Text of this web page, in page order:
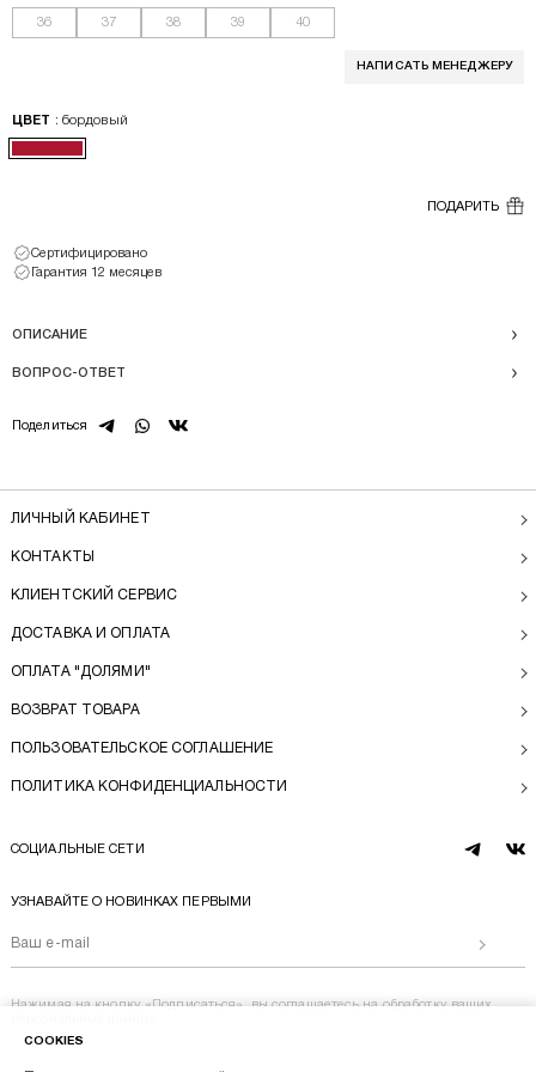
36 37 38 39 40
НАПИСАТЬ МЕНЕДЖЕРУ
ЦВЕТ : бордовый
ПОДАРИТЬ
Сертифицировано
Гарантия 12 месяцев
ОПИСАНИЕ
ВОПРОС-ОТВЕТ
Поделиться telegramwhatsapp
vk
ЛИЧНЫЙ КАБИНЕТ
КОНТАКТЫ
КЛИЕНТСКИЙ СЕРВИС
ДОСТАВКА И ОПЛАТА
ОПЛАТА "ДОЛЯМИ"
ВОЗВРАТ ТОВАРА
ПОЛЬЗОВАТЕЛЬСКОЕ СОГЛАШЕНИЕ
ПОЛИТИКА КОНФИДЕНЦИАЛЬНОСТИ
СОЦИАЛЬНЫЕ СЕТИ
telegram
vk
УЗНАВАЙТЕ О НОВИНКАХ ПЕРВЫМИ
Нажимая на кнопку «Подписаться», вы соглашаетесь на обработку ваших
COOKIES